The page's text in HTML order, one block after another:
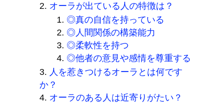
オーラが出ている人の特徴は？
◎真の自信を持っている
◎人間関係の構築能力
◎柔軟性を持つ
◎他者の意見や感情を尊重する
人を惹きつけるオーラとは何です
か？
オーラのある人は近寄りがたい？